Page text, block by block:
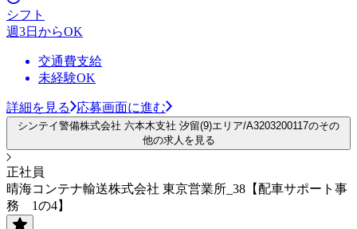
シフト
週3日からOK
交通費支給
未経験OK
詳細を見る 応募画面に進む
シンテイ警備株式会社 六本木支社 汐留(9)エリア/A3203200117のその
他の求人を見る
正社員
晴海コンテナ輸送株式会社 東京営業所_38【配車サポート事
務 1の4】